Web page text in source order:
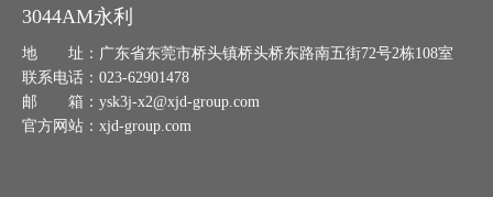
3044AM永利
地 址：广东省东莞市桥头镇桥头桥东路南五街72号2栋108室
联系电话：023-62901478
邮 箱：ysk3j-x2@xjd-group.com
官方网站：xjd-group.com